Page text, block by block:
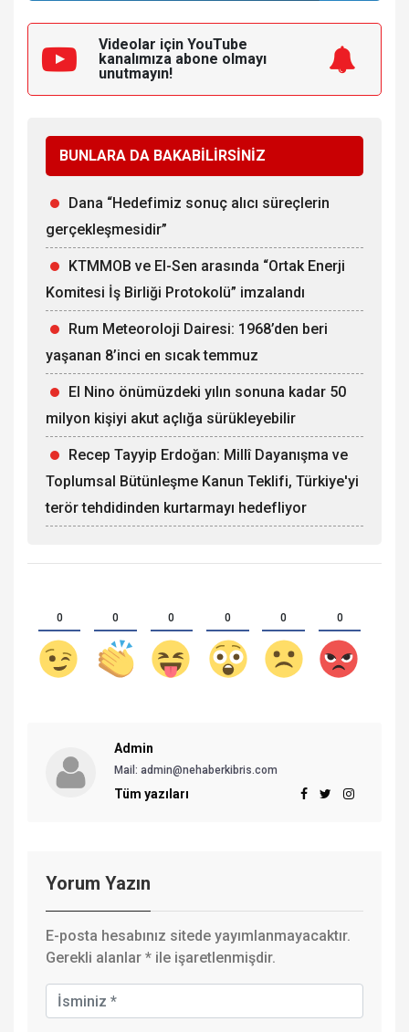
Videolar için YouTube
kanalımıza abone olmayı
unutmayın!
BUNLARA DA BAKABİLİRSİNİZ
Dana “Hedefimiz sonuç alıcı süreçlerin
gerçekleşmesidir”
KTMMOB ve El-Sen arasında “Ortak Enerji
Komitesi İş Birliği Protokolü” imzalandı
Rum Meteoroloji Dairesi: 1968’den beri
yaşanan 8’inci en sıcak temmuz
El Nino önümüzdeki yılın sonuna kadar 50
milyon kişiyi akut açlığa sürükleyebilir
Recep Tayyip Erdoğan: Millî Dayanışma ve
Toplumsal Bütünleşme Kanun Teklifi, Türkiye'yi
terör tehdidinden kurtarmayı hedefliyor
0 0 0 0 0 0
Admin
Mail: admin@nehaberkibris.com
Tüm yazıları
Yorum Yazın
E-posta hesabınız sitede yayımlanmayacaktır.
Gerekli alanlar * ile işaretlenmişdir.